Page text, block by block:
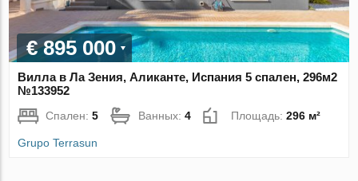
€ 895 000
Вилла в Ла Зения, Аликанте, Испания 5 спален, 296м2
№133952
Спален:5 Ванных:4 Площадь:296 м²
Grupo Terrasun